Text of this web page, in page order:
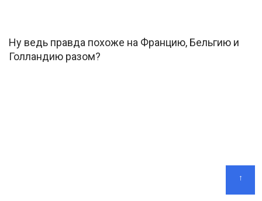
Ну ведь правда похоже на Францию, Бельгию и
Голландию разом?
↑